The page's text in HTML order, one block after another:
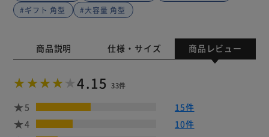
#ギフト 角型
#大容量 角型
商品説明 仕様・サイズ 商品レビュー
4.15 33件
5
15件
4
10件